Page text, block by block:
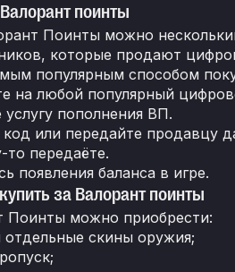
поинты
Поинты можно
которые продают
популярным способом
на любой популярный
пополнения ВП.
или передайте продавцу
то передаёте.
появления баланса в игре.
за Валорант поинты
Поинты можно приобрести:
скины оружия;